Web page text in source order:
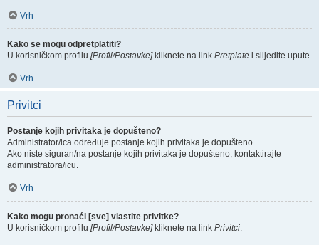
Vrh
Kako se mogu odpretplatiti?
U korisničkom profilu [Profil/Postavke]kliknete na link Pretplate i slijedite upute.
Vrh
Privitci
Postanje kojih privitaka je dopušteno?
Administrator/ica određuje postanje kojih privitaka je dopušteno.
Ako niste siguran/na postanje kojih privitaka je dopušteno, kontaktirajte
administratora/icu.
Vrh
Kako mogu pronaći [sve] vlastite privitke?
U korisničkom profilu [Profil/Postavke]kliknete na link Privitci.